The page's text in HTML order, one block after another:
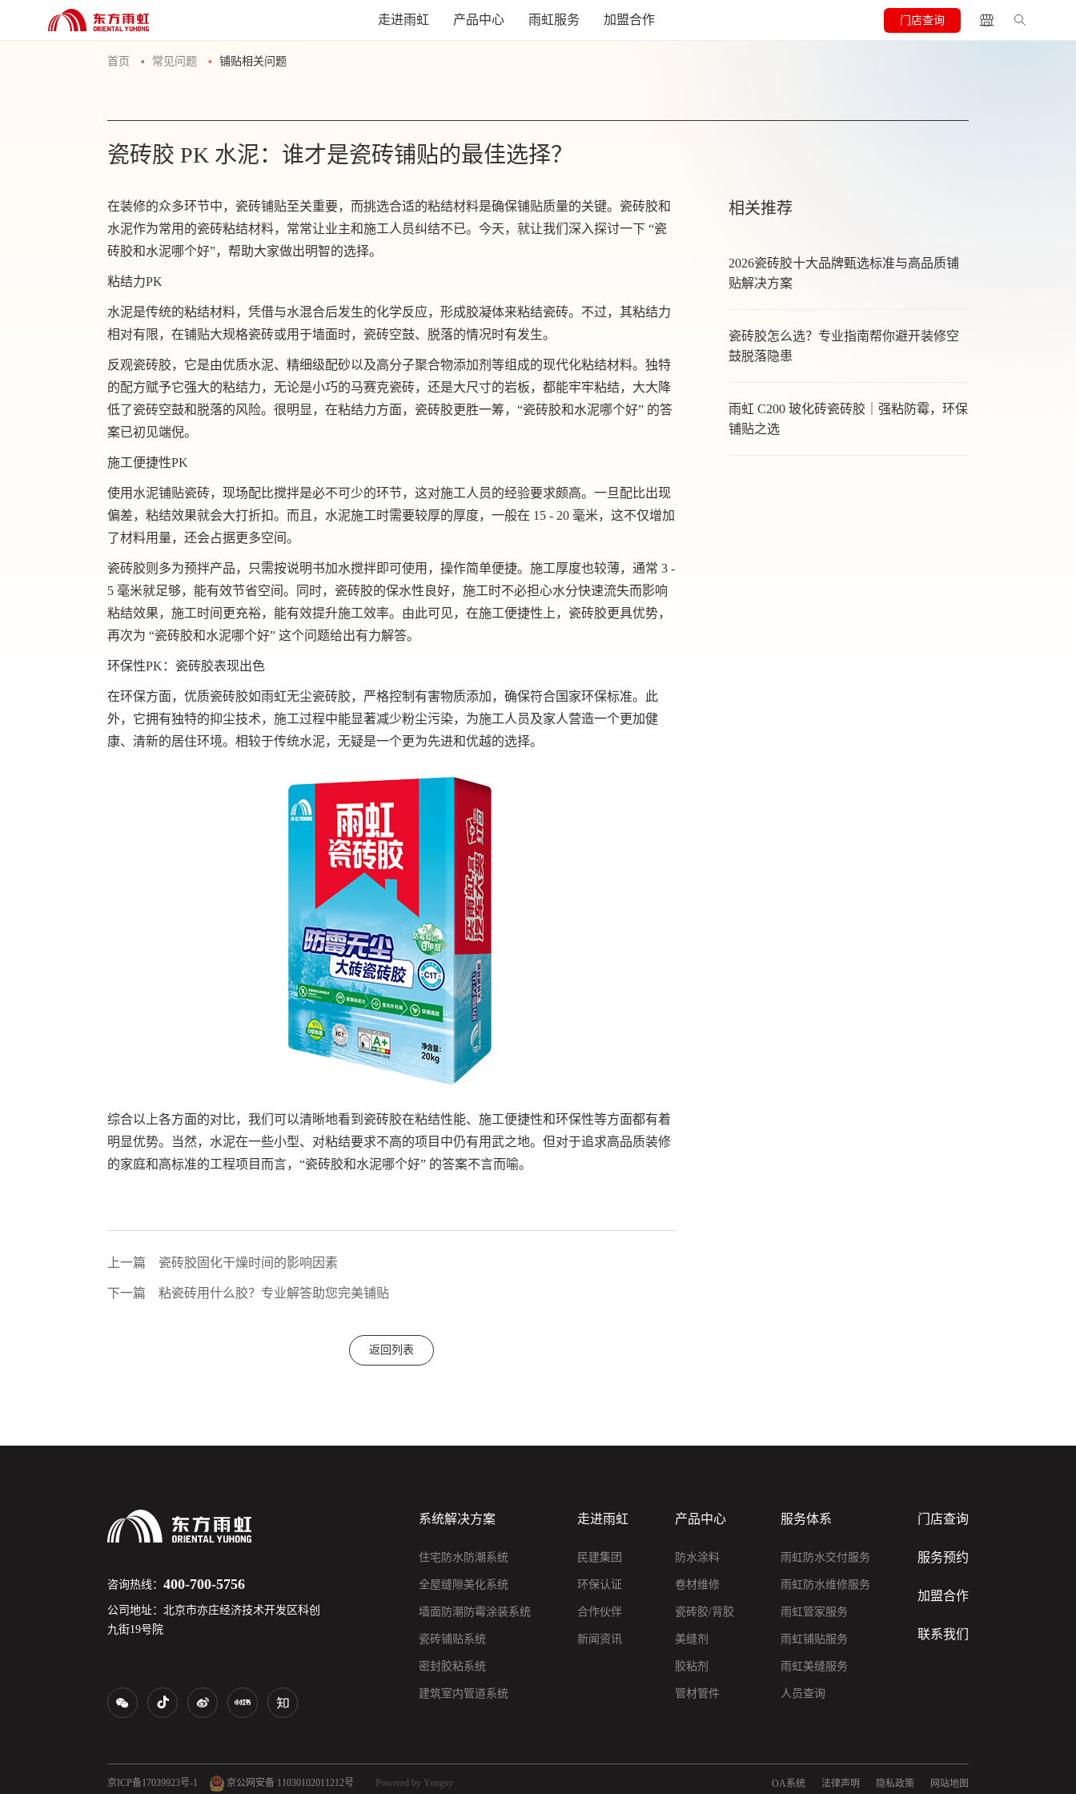
走进雨虹 产品中心 雨虹服务 加盟合作 门店查询
首页 常见问题 铺贴相关问题
瓷砖胶 PK 水泥：谁才是瓷砖铺贴的最佳选择？
在装修的众多环节中，瓷砖铺贴至关重要，而挑选合适的粘结材料是确保铺贴质量的关键。瓷砖胶和
水泥作为常用的瓷砖粘结材料，常常让业主和施工人员纠结不已。今天，就让我们深入探讨一下 “瓷
砖胶和水泥哪个好”，帮助大家做出明智的选择。
粘结力PK
水泥是传统的粘结材料，凭借与水混合后发生的化学反应，形成胶凝体来粘结瓷砖。不过，其粘结力
相对有限，在铺贴大规格瓷砖或用于墙面时，瓷砖空鼓、脱落的情况时有发生。
反观瓷砖胶，它是由优质水泥、精细级配砂以及高分子聚合物添加剂等组成的现代化粘结材料。独特
的配方赋予它强大的粘结力，无论是小巧的马赛克瓷砖，还是大尺寸的岩板，都能牢牢粘结，大大降
低了瓷砖空鼓和脱落的风险。很明显，在粘结力方面，瓷砖胶更胜一筹，“瓷砖胶和水泥哪个好” 的答
案已初见端倪。
施工便捷性PK
使用水泥铺贴瓷砖，现场配比搅拌是必不可少的环节，这对施工人员的经验要求颇高。一旦配比出现
偏差，粘结效果就会大打折扣。而且，水泥施工时需要较厚的厚度，一般在 15 - 20 毫米，这不仅增加
了材料用量，还会占据更多空间。
瓷砖胶则多为预拌产品，只需按说明书加水搅拌即可使用，操作简单便捷。施工厚度也较薄，通常 3 -
5 毫米就足够，能有效节省空间。同时，瓷砖胶的保水性良好，施工时不必担心水分快速流失而影响
粘结效果，施工时间更充裕，能有效提升施工效率。由此可见，在施工便捷性上，瓷砖胶更具优势，
再次为 “瓷砖胶和水泥哪个好” 这个问题给出有力解答。
环保性PK：瓷砖胶表现出色
在环保方面，优质瓷砖胶如雨虹无尘瓷砖胶，严格控制有害物质添加，确保符合国家环保标准。此
外，它拥有独特的抑尘技术，施工过程中能显著减少粉尘污染，为施工人员及家人营造一个更加健
康、清新的居住环境。相较于传统水泥，无疑是一个更为先进和优越的选择。
综合以上各方面的对比，我们可以清晰地看到瓷砖胶在粘结性能、施工便捷性和环保性等方面都有着
明显优势。当然，水泥在一些小型、对粘结要求不高的项目中仍有用武之地。但对于追求高品质装修
的家庭和高标准的工程项目而言，“瓷砖胶和水泥哪个好” 的答案不言而喻。
上一篇 瓷砖胶固化干燥时间的影响因素
下一篇 粘瓷砖用什么胶？专业解答助您完美铺贴
返回列表
相关推荐
2026瓷砖胶十大品牌甄选标准与高品质铺
贴解决方案
瓷砖胶怎么选？专业指南帮你避开装修空
鼓脱落隐患
雨虹 C200 玻化砖瓷砖胶｜强粘防霉，环保
铺贴之选
咨询热线：400-700-5756
公司地址：北京市亦庄经济技术开发区科创
九街19号院
系统解决方案
住宅防水防潮系统
全屋缝隙美化系统
墙面防潮防霉涂装系统
瓷砖铺贴系统
密封胶粘系统
建筑室内管道系统
走进雨虹
民建集团
环保认证
合作伙伴
新闻资讯
产品中心
防水涂料
卷材维修
瓷砖胶/背胶
美缝剂
胶粘剂
管材管件
服务体系
雨虹防水交付服务
雨虹防水维修服务
雨虹管家服务
雨虹铺贴服务
雨虹美缝服务
人员查询
门店查询
服务预约
加盟合作
联系我们
京ICP备17039923号-1 京公网安备 11030102011212号 Powered by Yongsy OA系统 法律声明 隐私政策 网站地图